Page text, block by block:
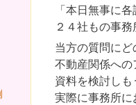
「本日無事に
２４社もの事
当方の質問にど
不動産関係へ
資料を検討し
実際に事務所に